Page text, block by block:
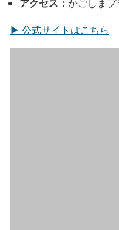
▶ 公式サイトはこちら